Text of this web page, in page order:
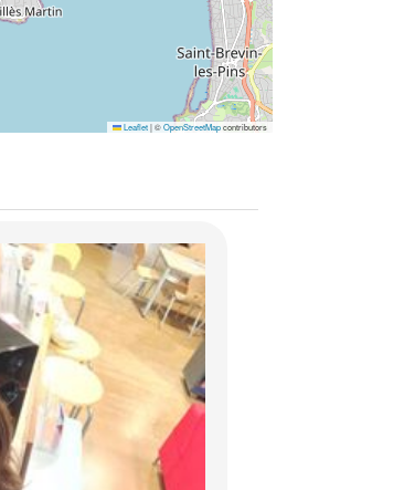
Leaflet |©OpenStreetMapcontributors